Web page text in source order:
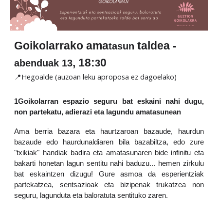
Goikolarrako amatasuntaldea -
abenduak 13, 18:30
📍Hegoalde (auzoan leku aproposa ez dagoelako)
1Goikolarran espazio seguru bat eskaini nahi dugu,
non partekatu, adierazi eta lagundu amatasunean
Ama berria bazara eta haurtzaroan bazaude, haurdun
bazaude edo haurdunaldiaren bila bazabiltza, edo zure
"txikiak" handiak badira eta amatasunaren bide infinitu eta
bakarti honetan lagun sentitu nahi baduzu... hemen zirkulu
bat eskaintzen dizugu! Gure asmoa da esperientziak
partekatzea, sentsazioak eta bizipenak trukatzea non
seguru, lagunduta eta baloratuta sentituko zaren.